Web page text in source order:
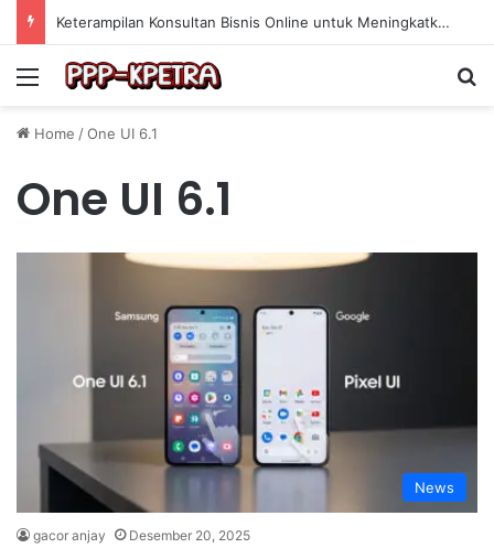
Keterampilan Konsultan Bisnis Online untuk Meningkatkan Pendapatan Berdasarkan Pengalaman Praktis
Menu
Home /One UI 6.1
One UI 6.1
News
gacor anjay Desember 20, 2025